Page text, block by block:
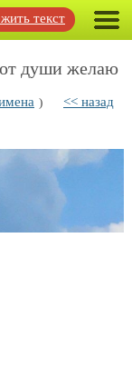
текст
души желаю
) << назад